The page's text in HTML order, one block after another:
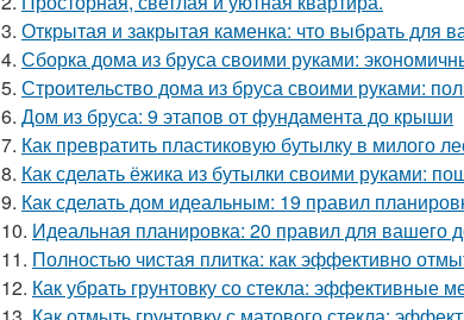
3. Открытая и закрытая каменка: что выбрать для
4. Сборка дома из бруса своими руками:
5. Строительство дома из бруса своими руками:
6. Дом из бруса: 9 этапов от фундамента до крыши
7. Как превратить пластиковую бутылку в милого
8. Как сделать ёжика из бутылки своими руками:
9. Как сделать дом идеальным: 19 правил
10. Идеальная планировка: 20 правил для вашего
11. Полностью чистая плитка: как эффективно
12. Как убрать грунтовку со стекла: эффективные